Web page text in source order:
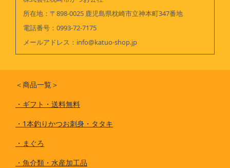
所在地：〒898-0025 鹿児島県枕崎市立神本町347番地
電話番号： 0993-72-7175
メールアドレス： info@katuo-shop.jp
＜商品一覧＞
・ ギフト・送料無料
・ 1本釣りかつお刺身・タタキ
・ まぐろ
・ 魚介類・水産加工品